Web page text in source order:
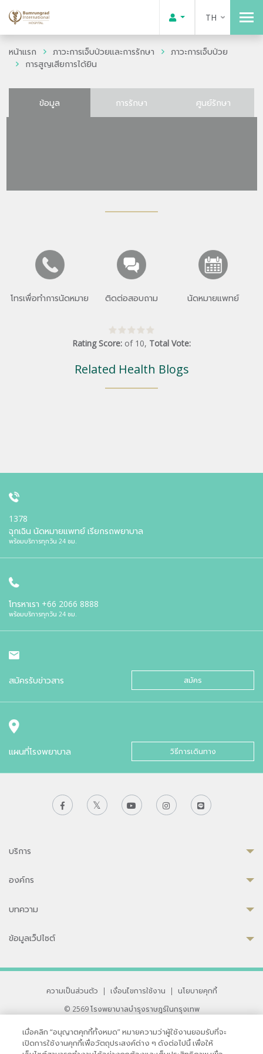
TH
หน้าแรก ภาวะการเจ็บป่วยและการรักษา
ภาวะการเจ็บป่วย
การสูญเสียการได้ยิน
ข้อมูล การรักษา ศูนย์รักษา
โทรเพื่อทำการนัดหมาย ติดต่อสอบถาม นัดหมายแพทย์
Rating Score: of 10, Total Vote:
Related Health Blogs
1378
ฉุกเฉิน นัดหมายแพทย์ เรียกรถพยาบาล
พร้อมบริการทุกวัน 24 ชม.
โทรหาเรา +66 2066 8888
พร้อมบริการทุกวัน 24 ชม.
สมัครรับข่าวสาร สมัคร
แผนที่โรงพยาบาล วิธีการเดินทาง
บริการ
องค์กร
บทความ
ข้อมูลเว็ปไซต์
ความเป็นส่วนตัว | เงื่อนไขการใช้งาน |
นโยบายคุกกี้
© 2569 โรงพยาบาลบำรุงราษฎร์ในกรุงเทพ
33 สุขุมวิท ซอย 3 เขตวัฒนา กรุงเทพ 10110 ประเทศไทย
หากท่านมีข้อคิดเห็นหรือปัญหาในการใช้เว็บไซต์ของเรา
เมื่อคลิก “อนุญาตคุกกี้ทั้งหมด” หมายความว่าผู้ใช้งานยอมรับที่จะ
เปิดการใช้งานคุกกี้เพื่อวัตถุประสงค์ต่าง ๆ ดังต่อไปนี้ เพื่อให้